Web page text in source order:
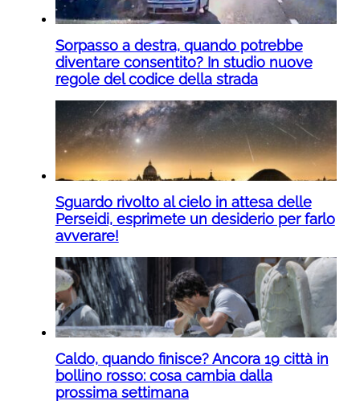
Sorpasso a destra, quando potrebbe
diventare consentito? In studio nuove
regole del codice della strada
Sguardo rivolto al cielo in attesa delle
Perseidi, esprimete un desiderio per farlo
avverare!
Caldo, quando finisce? Ancora 19 città in
bollino rosso: cosa cambia dalla
prossima settimana